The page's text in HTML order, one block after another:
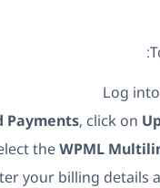
Log
Payments, click on
theWPML
your billing details